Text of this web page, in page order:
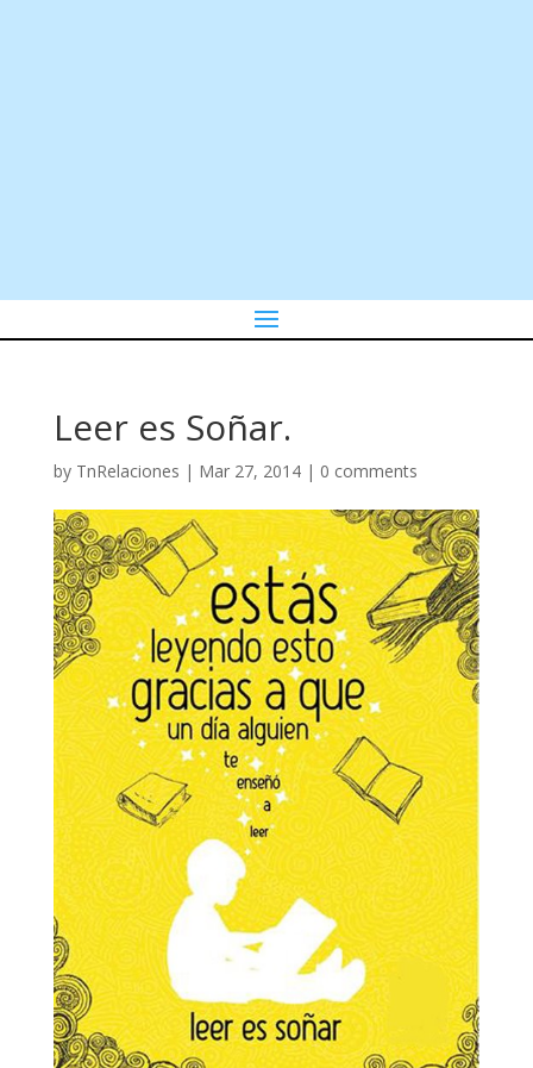
Leer es Soñar.
by TnRelaciones | Mar 27, 2014| 0 comments